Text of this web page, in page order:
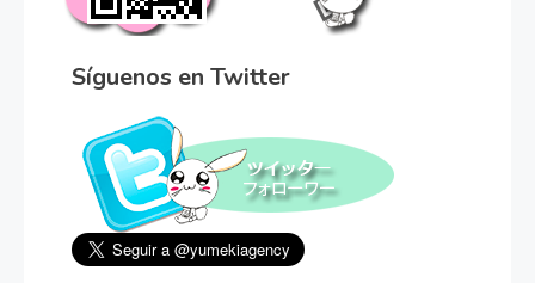
Síguenos en Twitter